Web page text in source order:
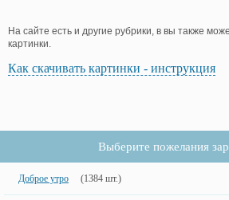
На сайте есть и другие рубрики, в вы также
картинки.
Как скачивать картинки - инструкция
Выберите пожелания
Доброе утро (1384 шт.)